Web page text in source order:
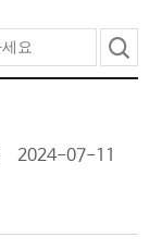
2024-07-11